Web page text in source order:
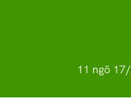
11 ngõ